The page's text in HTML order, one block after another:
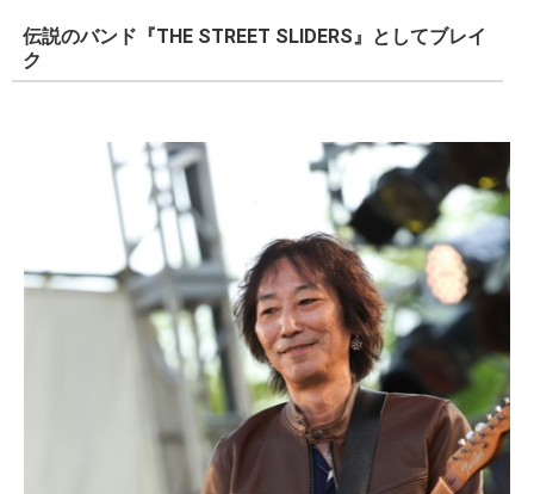
伝説のバンド『THE STREET SLIDERS』としてブレイ
ク